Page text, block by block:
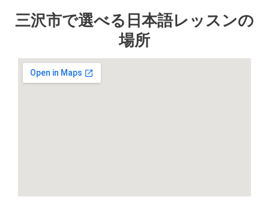
三沢市で選べる日本語レッスンの
場所